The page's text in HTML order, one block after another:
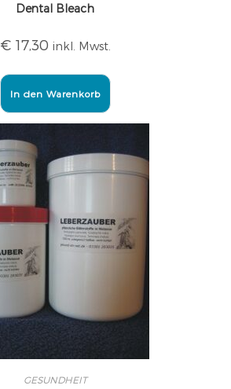
Dental Bleach
€ 17,30 inkl. Mwst.
In den Warenkorb
GESUNDHEIT